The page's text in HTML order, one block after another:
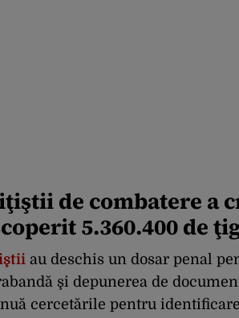
de combatere a
5.360.400 de
au deschis un dosar penal
şi depunerea de
cercetările pentru